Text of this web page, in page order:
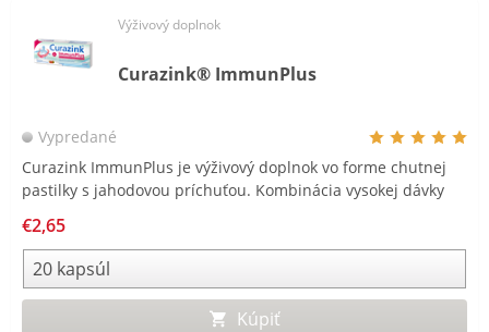
Výživový doplnok
Curazink® ImmunPlus
Vypredané
Curazink ImmunPlus je výživový doplnok vo forme chutnej
pastilky s jahodovou príchuťou. Kombinácia vysokej dávky
hodnotou vitamínu C. Curazink ImmunPlus týmto
predstavuje hodnotný doplnok k vašej každodennej výžive.
€2,65
Kúpiť